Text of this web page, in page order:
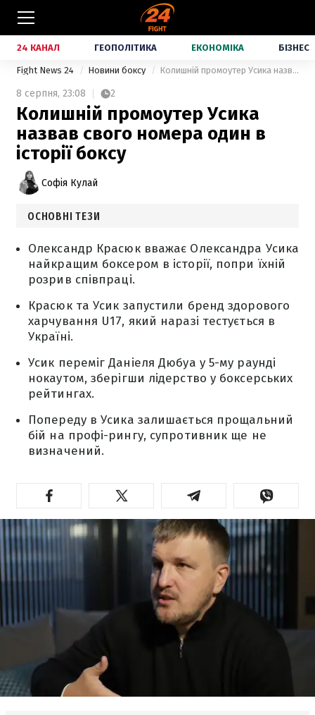
24 КАНАЛ ГЕОПОЛІТИКА ЕКОНОМІКА БІЗНЕС
Fight News 24 Новини боксу Колишній промоутер Усика назвав свого номера один в історії боксу
8 серпня, 23:08 2
Колишній промоутер Усика
назвав свого номера один в
історії боксу
Софія Кулай
ОСНОВНІ ТЕЗИ
Олександр Красюк вважає Олександра Усика
найкращим боксером в історії, попри їхній
розрив співпраці.
Красюк та Усик запустили бренд здорового
харчування U17, який наразі тестується в
Україні.
Усик переміг Даніеля Дюбуа у 5-му раунді
нокаутом, зберігши лідерство у боксерських
рейтингах.
Попереду в Усика залишається прощальний
бій на профі-рингу, супротивник ще не
визначений.